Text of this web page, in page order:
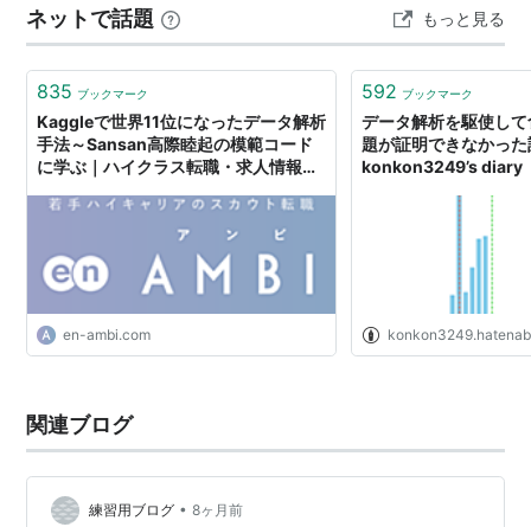
ービス 画面下部の「データをリクエストする」をクリッ
ク。 するとジャンルごとにリクエストするデータを選べ
るの…
ネットで話題 もっと見る
835 ブックマーク
Kaggleで世界11位になったデータ解析
手法～Sansan高際睦起の模範コード
に学ぶ｜ハイクラス転職・求人情報サ
en-ambi.com
592 ブックマーク
データ解析を駆使し
題が証明できなかっ
konkon3249’s diary
関連ブログ
練習用ブログ • 8ヶ月前